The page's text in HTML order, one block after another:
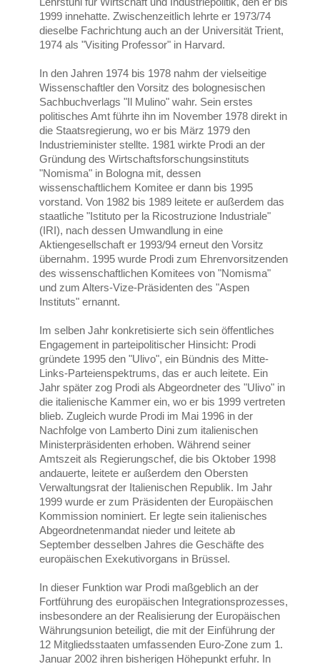
1999 innehatte. Zwischenzeitlich lehrte er 1973/74
dieselbe Fachrichtung auch an der Universität Trient,
1974 als "Visiting Professor" in Harvard.
In den Jahren 1974 bis 1978 nahm der vielseitige
Wissenschaftler den Vorsitz des bolognesischen
Sachbuchverlags "Il Mulino" wahr. Sein erstes
politisches Amt führte ihn im November 1978 direkt in
die Staatsregierung, wo er bis März 1979 den
Industrieminister stellte. 1981 wirkte Prodi an der
Gründung des Wirtschaftsforschungsinstituts
"Nomisma" in Bologna mit, dessen
wissenschaftlichem Komitee er dann bis 1995
vorstand. Von 1982 bis 1989 leitete er außerdem das
staatliche "Istituto per la Ricostruzione Industriale"
(IRI), nach dessen Umwandlung in eine
Aktiengesellschaft er 1993/94 erneut den Vorsitz
übernahm. 1995 wurde Prodi zum Ehrenvorsitzenden
des wissenschaftlichen Komitees von "Nomisma"
und zum Alters-Vize-Präsidenten des "Aspen
Instituts" ernannt.
Im selben Jahr konkretisierte sich sein öffentliches
Engagement in parteipolitischer Hinsicht: Prodi
gründete 1995 den "Ulivo", ein Bündnis des Mitte-
Links-Parteienspektrums, das er auch leitete. Ein
Jahr später zog Prodi als Abgeordneter des "Ulivo" in
die italienische Kammer ein, wo er bis 1999 vertreten
blieb. Zugleich wurde Prodi im Mai 1996 in der
Nachfolge von Lamberto Dini zum italienischen
Ministerpräsidenten erhoben. Während seiner
Amtszeit als Regierungschef, die bis Oktober 1998
andauerte, leitete er außerdem den Obersten
Verwaltungsrat der Italienischen Republik. Im Jahr
1999 wurde er zum Präsidenten der Europäischen
Kommission nominiert. Er legte sein italienisches
Abgeordnetenmandat nieder und leitete ab
September desselben Jahres die Geschäfte des
europäischen Exekutivorgans in Brüssel.
In dieser Funktion war Prodi maßgeblich an der
Fortführung des europäischen Integrationsprozesses,
insbesondere an der Realisierung der Europäischen
Währungsunion beteiligt, die mit der Einführung der
12 Mitgliedsstaaten umfassenden Euro-Zone zum 1.
Januar 2002 ihren bisherigen Höhepunkt erfuhr. In